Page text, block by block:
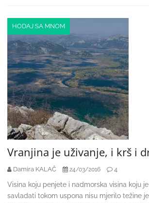
HODAJ SA MNOM
Vranjina je uživanje, i krš i
Damira KALAČ 24/03/2016 4
Visina koju penjete i nadmorska visina koju
savladati tokom uspona nisu mjerilo težine